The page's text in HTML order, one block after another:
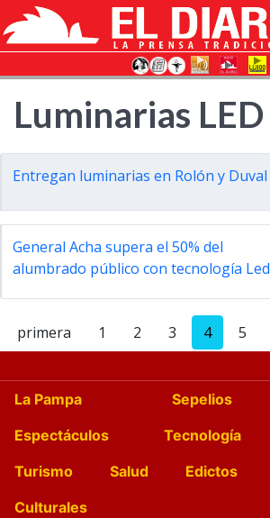
Luminarias LED
Entregan luminarias en Rolón y Duval
General Acha supera el 50% del
alumbrado público con tecnología Led
primera 1 2 3 4 5
La Pampa Sepelios
Espectáculos
Tecnología
Turismo
Salud Edictos
Culturales